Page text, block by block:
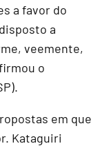
a favor do
a
veemente,
o
em que
Kataguiri